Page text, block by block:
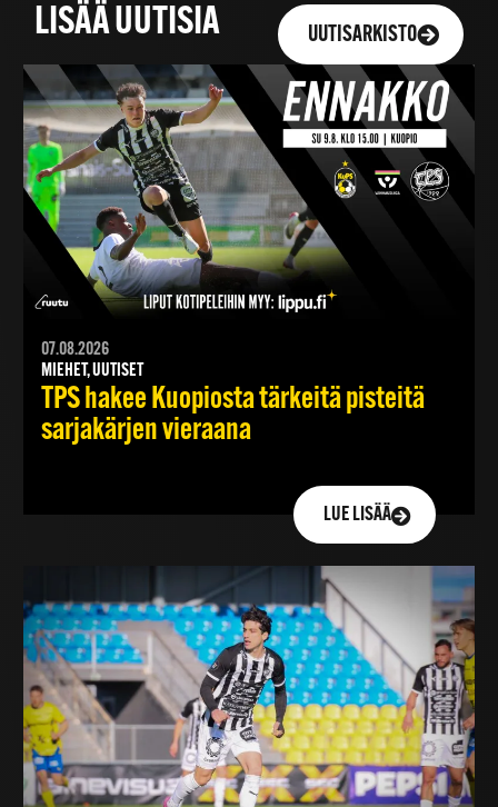
LISÄÄ UUTISIA UUTISARKISTO
07.08.2026
MIEHET, UUTISET
TPS hakee Kuopiosta tärkeitä pisteitä
sarjakärjen vieraana
LUE LISÄÄ